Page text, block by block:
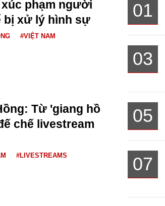
phạm người
bị xử lý hình sự
#VIỆT NAM
Từ 'giang hồ
chế livestream
#LIVESTREAMS
01
03
05
07